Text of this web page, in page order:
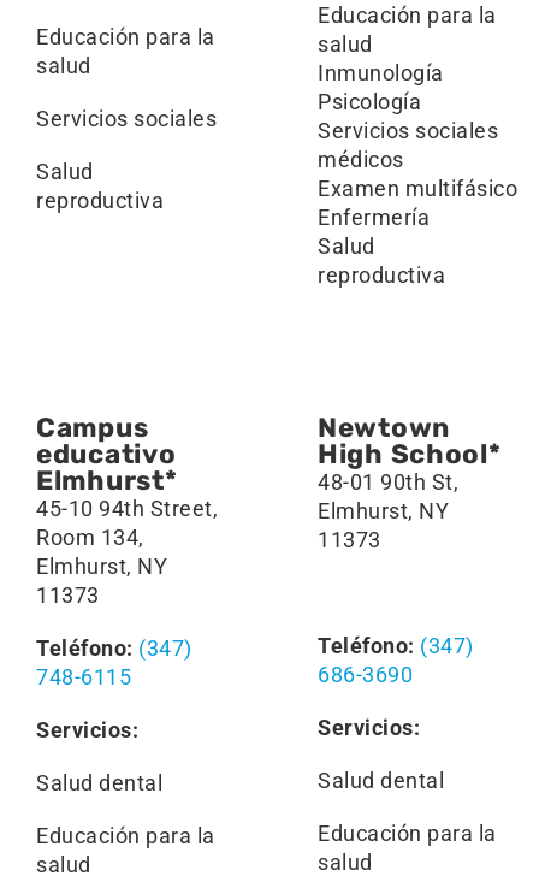
Educación para la
salud
Servicios sociales
Salud
reproductiva
Educación para la
salud
Inmunología
Psicología
Servicios sociales
médicos
Examen multifásico
Enfermería
Salud
reproductiva
Campus
educativo
Elmhurst*
45-10 94th Street,
Room 134,
Elmhurst, NY
11373
Teléfono: (347)
748-6115
Servicios:
Salud dental
Educación para la
salud
Newtown
High School*
48-01 90th St,
Elmhurst, NY
11373
Teléfono: (347)
686-3690
Servicios:
Salud dental
Educación para la
salud